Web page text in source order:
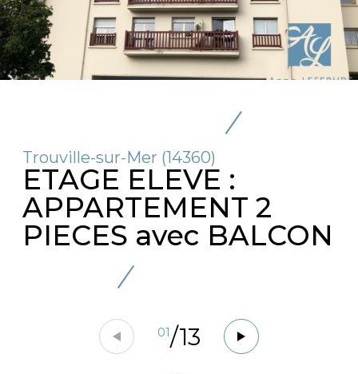
Trouville-sur-Mer (14360)
ETAGE ELEVE :
APPARTEMENT 2
PIECES avec BALCON
01/13